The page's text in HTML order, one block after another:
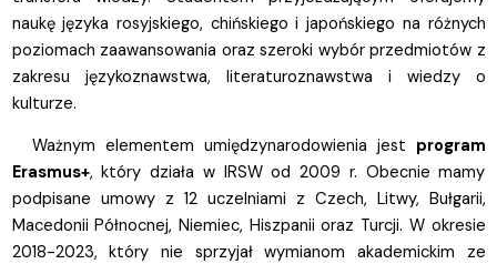
naukę języka rosyjskiego, chińskiego i japońskiego na różnych
poziomach zaawansowania oraz szeroki wybór przedmiotów z
zakresu językoznawstwa, literaturoznawstwa i wiedzy o
kulturze.
Ważnym elementem umiędzynarodowienia jest program
Erasmus+, który działa w IRSW od 2009 r. Obecnie mamy
podpisane umowy z 12 uczelniami z Czech, Litwy, Bułgarii,
Macedonii Północnej, Niemiec, Hiszpanii oraz Turcji. W okresie
2018-2023, który nie sprzyjał wymianom akademickim ze